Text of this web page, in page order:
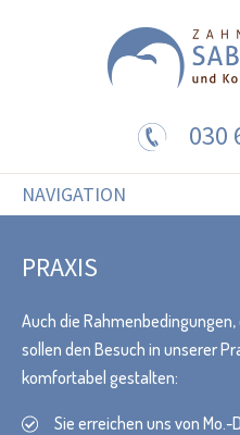
030
NAVIGATION
PRAXIS
Auch die
sollen den Besuch in unserer
komfortabel gestalten:
Sie erreichen uns von Mo.-